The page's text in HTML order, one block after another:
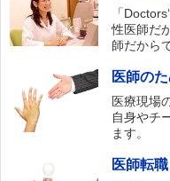
「
性医師だ
師だから
医師の
医療現場
自身やチ
ます。
医師転